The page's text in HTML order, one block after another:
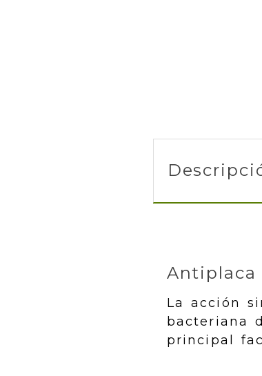
Antiplaca
La acción
bacteriana
principal